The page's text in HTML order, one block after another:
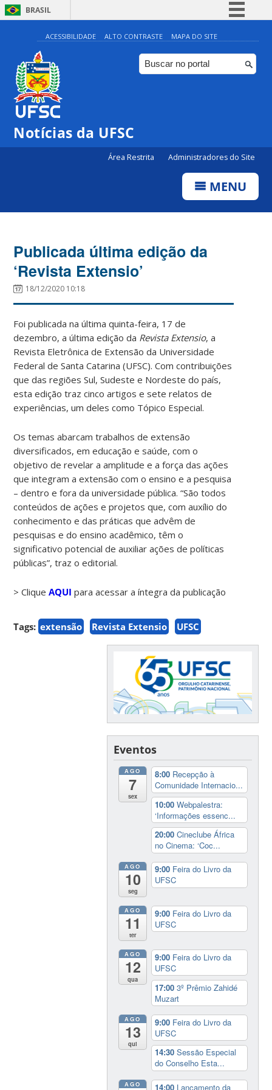
BRASIL
Simplifique!
Comunica BR
Participe
ACESSIBILIDADE ALTO CONTRASTE MAPA DO SITE
Notícias da UFSC
Área Restrita Administradores do Site
MENU
Publicada última edição da
‘Revista Extensio’
18/12/2020 10:18
Foi publicada na última quinta-feira, 17 de
dezembro, a última edição da Revista Extensio, a
Revista Eletrônica de Extensão da Universidade
Federal de Santa Catarina (UFSC). Com contribuições
que das regiões Sul, Sudeste e Nordeste do país,
esta edição traz cinco artigos e sete relatos de
experiências, um deles como Tópico Especial.
Os temas abarcam trabalhos de extensão
diversificados, em educação e saúde, com o
objetivo de revelar a amplitude e a força das ações
que integram a extensão com o ensino e a pesquisa
– dentro e fora da universidade pública. “São todos
conteúdos de ações e projetos que, com auxílio do
conhecimento e das práticas que advêm de
pesquisas e do ensino acadêmico, têm o
significativo potencial de auxiliar ações de políticas
públicas”, traz o editorial.
> CliqueAQUI para acessar a íntegra da publicação
Tags: extensão Revista Extensio UFSC
Eventos
AGO
7
sex
8:00 Recepção à
Comunidade Internacio...
10:00Webpalestra:
‘Informações essenc...
20:00Cineclube África
no Cinema: ‘Coc...
AGO
10
seg
9:00 Feira do Livro da
UFSC
AGO
11
ter
9:00 Feira do Livro da
UFSC
AGO
12
qua
9:00 Feira do Livro da
UFSC
17:003º Prêmio Zahidé
Muzart
AGO
13
qui
9:00 Feira do Livro da
UFSC
14:30Sessão Especial
do Conselho Esta...
AGO 14:00 Lançamento da